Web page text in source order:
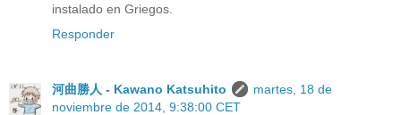
instalado en Griegos.
Responder
河曲勝人 - Kawano Katsuhito
martes, 18 de
noviembre de 2014, 9:38:00 CET